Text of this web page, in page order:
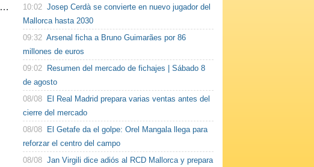
10:02 Josep Cerdà se convierte en nuevo jugador del
Mallorca hasta 2030
09:32 Arsenal ficha a Bruno Guimarães por 86
millones de euros
09:02
Resumen del mercado de fichajes | Sábado 8
de agosto
08/08
El Real Madrid prepara varias ventas antes del
cierre del mercado
08/08
El Getafe da el golpe: Orel Mangala llega para
reforzar el centro del campo
08/08 Jan Virgili dice adiós al RCD Mallorca y prepara